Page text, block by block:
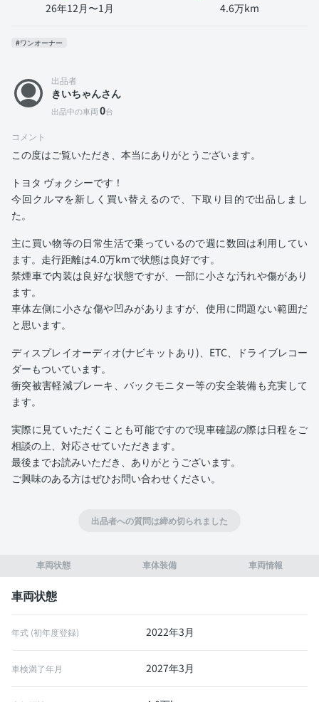
26年12月〜1月 4.6万km
#ワンオーナー
車両状態 車体装備 車両情報
車両状態
年式 (初年度登録) 2022年3月
車検満了年月 2027年3月
出品者
きいちゃんさん
出品中の車両0台
コメント
この度はご覧いただき、本当にありがとうございます。
トヨタ ヴォクシーです！
今回クルマを新しく買い替えるので、下取り目的で出品しまし
た。
主に買い物等の日常生活で乗っているので週に数回は利用してい
ます。走行距離は4.0万kmで状態は良好です。
禁煙車で内装は良好な状態ですが、一部に小さな汚れや傷があり
ます。
車体左側に小さな傷や凹みがありますが、使用に問題ない範囲だ
と思います。
ディスプレイオーディオ(ナビキットあり)、ETC、ドライブレコー
ダーもついています。
衝突被害軽減ブレーキ、バックモニター等の安全装備も充実して
ます。
実際に見ていただくことも可能ですので現車確認の際は日程をご
相談の上、対応させていただきます。
最後までお読みいただき、ありがとうございます。
ご興味のある方はぜひお問い合わせください。
出品者への質問は締め切られました